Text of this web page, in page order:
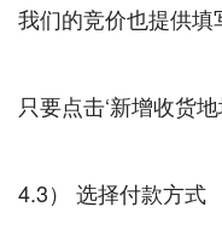
我们的竞价也提供填
只要点击‘新增收货地
4.3） 选择付款方式